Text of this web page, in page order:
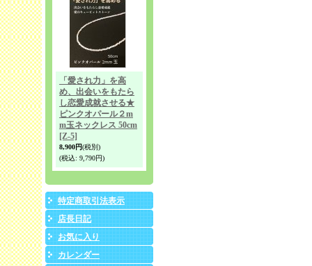
「愛され力」を高
め、出会いをもたら
し恋愛成就させる★
ピンクオパール２m
m玉ネックレス 50cm
[Z-5]
8,900円(税別)
(税込: 9,790円)
特定商取引法表示
店長日記
お気に入り
カレンダー